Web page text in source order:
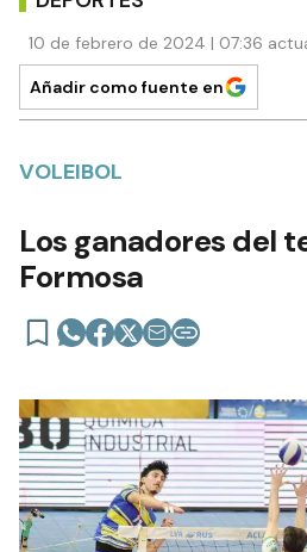
10 de febrero de 2024 | 07:36
Añadir como fuente en
VOLEIBOL
Los ganadores del
Formosa